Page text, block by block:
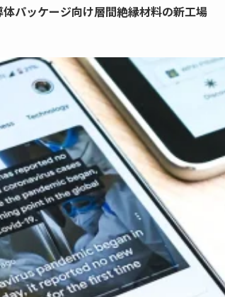
パッケージ向け層間絶縁材料の新工場